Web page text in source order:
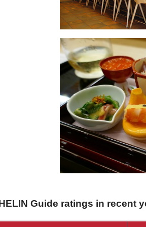
Guide ratings in recent